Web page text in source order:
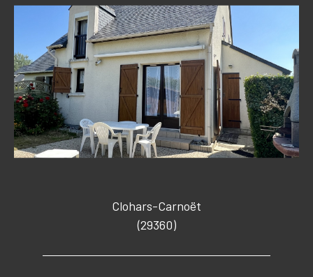
Clohars-Carnoët
(29360)
Pièces
Référence
CRITÈRES SUPPLÉMENTAIRES
RECHERCHER